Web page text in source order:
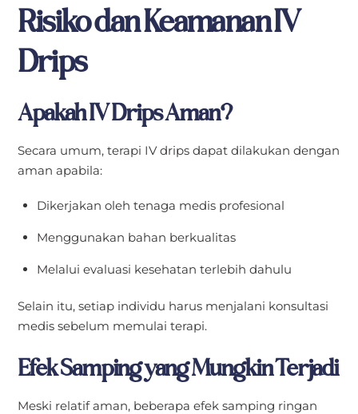
Risiko dan Keamanan IV
Drips
Apakah IV Drips Aman?
Secara umum, terapi IV drips dapat dilakukan dengan
aman apabila:
Dikerjakan oleh tenaga medis profesional
Menggunakan bahan berkualitas
Melalui evaluasi kesehatan terlebih dahulu
Selain itu, setiap individu harus menjalani konsultasi
medis sebelum memulai terapi.
Efek Samping yang Mungkin Terjadi
Meski relatif aman, beberapa efek samping ringan